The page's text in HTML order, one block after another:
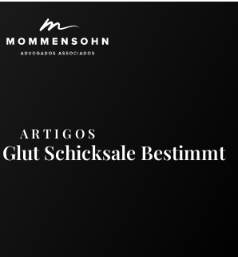
ARTIGOS
Schicksale Bestimmt